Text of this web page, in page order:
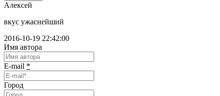
Алексей
вкус ужаснейший
2016-10-19 22:42:00
Имя автора
E-mail *
Город